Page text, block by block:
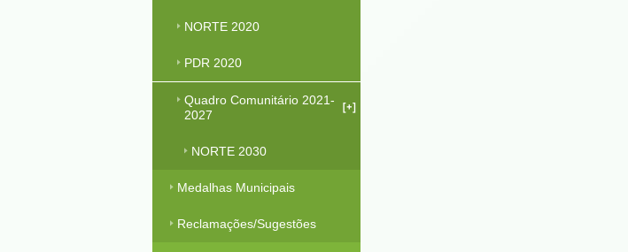
NORTE 2020
PDR 2020
Quadro Comunitário 2021-
2027
NORTE 2030
Medalhas Municipais
Reclamações/Sugestões